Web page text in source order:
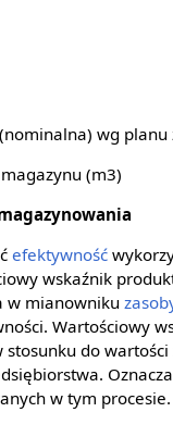
wg
(m3)
efektywność
wskaźnik
w mianowniku
Wartościowy
do
w tym procesie.